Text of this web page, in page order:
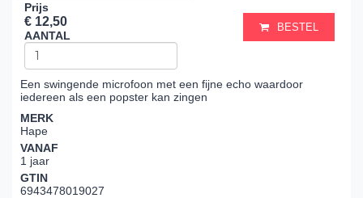
Prijs
€ 12,50
AANTAL
BESTEL
Een swingende microfoon met een fijne echo waardoor
iedereen als een popster kan zingen
MERK
Hape
VANAF
1 jaar
GTIN
6943478019027